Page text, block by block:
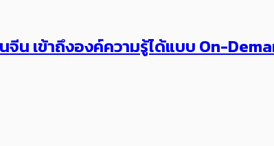
จีน เข้าถึงองค์ความรู้ได้แบบ On-